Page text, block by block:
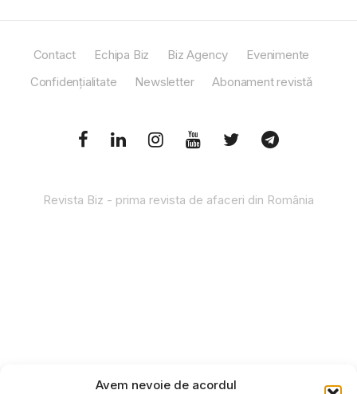
Avem nevoie de acordul
Contact Echipa Biz Biz Agency
Evenimente
Confidențialitate
Newsletter Abonament revistă
Revista Biz - prima revista de afaceri din România